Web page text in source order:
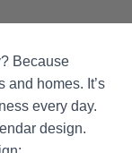
Because
and homes. It’s
every day.
design.